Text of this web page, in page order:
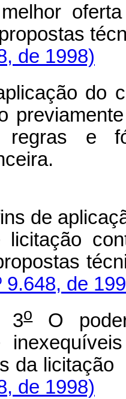
de
de 1998)
do
regras e
de
de
9.648, de
3oO poder
de 1998)